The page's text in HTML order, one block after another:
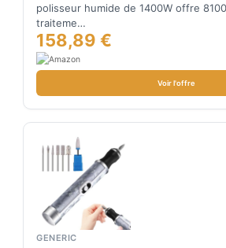
polisseur humide de 1400W offre
traiteme…
158,89 €
Voir l'offre
GENERIC